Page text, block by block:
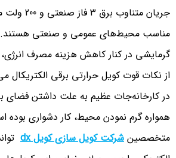
جریان
مناسب محیط‌های عمومی و صنعتی
گرمایشی در کنار کاهش هزینه مصرف
از نکات قوت کویل حرارتی برقی الکتریکال
در کارخانه‌جات عظیم به علت داشتن فضای
همواره گرم نمودن محیط، کار دشواری
متخصصین شرکت کویل سازی کویل dx